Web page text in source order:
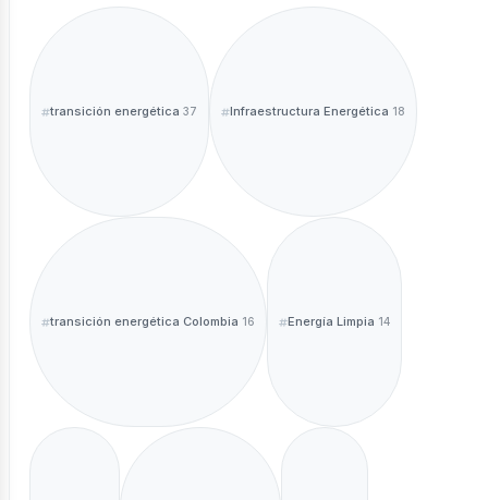
transición energética 37 Infraestructura Energética 18
transición energética Colombia 16 Energía Limpia 14